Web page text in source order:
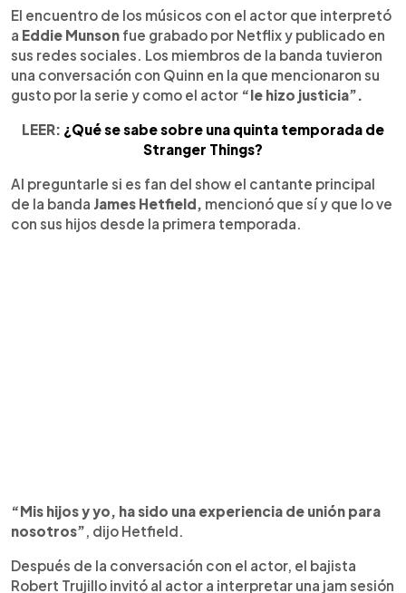
El encuentro de los músicos con el actor que interpretó
a Eddie Munson fue grabado por Netflix y publicado en
sus redes sociales. Los miembros de la banda tuvieron
una conversación con Quinn en la que mencionaron su
gusto por la serie y como el actor “le hizo justicia”.
LEER: ¿Qué se sabe sobre una quinta temporada de
Stranger Things?
Al preguntarle si es fan del show el cantante principal
de la banda James Hetfield, mencionó que sí y que lo ve
con sus hijos desde la primera temporada.
“Mis hijos y yo, ha sido una experiencia de unión para
nosotros” , dijo Hetfield.
Después de la conversación con el actor, el bajista
Robert Trujillo invitó al actor a interpretar una jam sesión